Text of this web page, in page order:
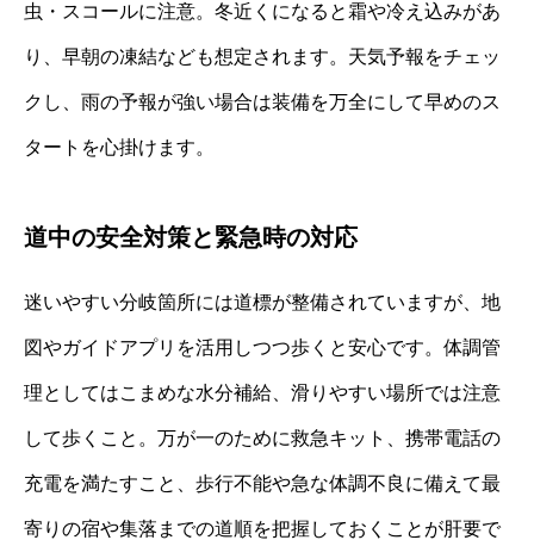
虫・スコールに注意。冬近くになると霜や冷え込みがあ
り、早朝の凍結なども想定されます。天気予報をチェッ
クし、雨の予報が強い場合は装備を万全にして早めのス
タートを心掛けます。
道中の安全対策と緊急時の対応
迷いやすい分岐箇所には道標が整備されていますが、地
図やガイドアプリを活用しつつ歩くと安心です。体調管
理としてはこまめな水分補給、滑りやすい場所では注意
して歩くこと。万が一のために救急キット、携帯電話の
充電を満たすこと、歩行不能や急な体調不良に備えて最
寄りの宿や集落までの道順を把握しておくことが肝要で